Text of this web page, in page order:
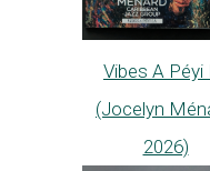
Vibes A Péyi
(Jocelyn
2026)